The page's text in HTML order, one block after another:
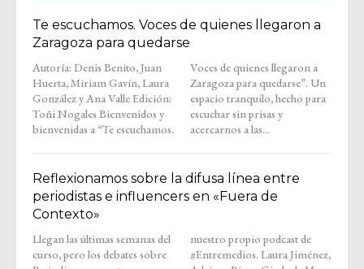
Te escuchamos. Voces de quienes llegaron a
Zaragoza para quedarse
Autoría: Denis Benito, Juan
Huerta, Miriam Gavín, Laura
González y Ana Valle Edición:
Toñi Nogales Bienvenidos y
bienvenidas a “Te escuchamos.
Voces de quienes llegaron a
Zaragoza para quedarse”. Un
espacio tranquilo, hecho para
escuchar sin prisas y
acercarnos a las...
Reflexionamos sobre la difusa línea entre
periodistas e influencers en «Fuera de
Contexto»
Llegan las últimas semanas del
curso, pero los debates sobre
nuestro propio podcast de
#Entremedios. Laura Jiménez,